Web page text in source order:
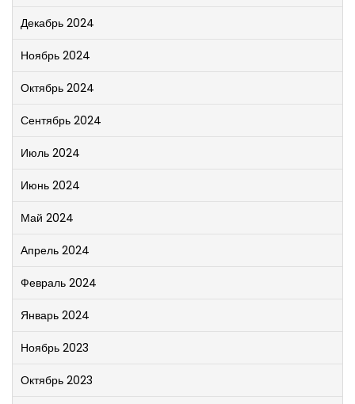
Декабрь 2024
Ноябрь 2024
Октябрь 2024
Сентябрь 2024
Июль 2024
Июнь 2024
Май 2024
Апрель 2024
Февраль 2024
Январь 2024
Ноябрь 2023
Октябрь 2023